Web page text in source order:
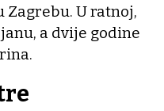
U ratnoj,
a dvije godine